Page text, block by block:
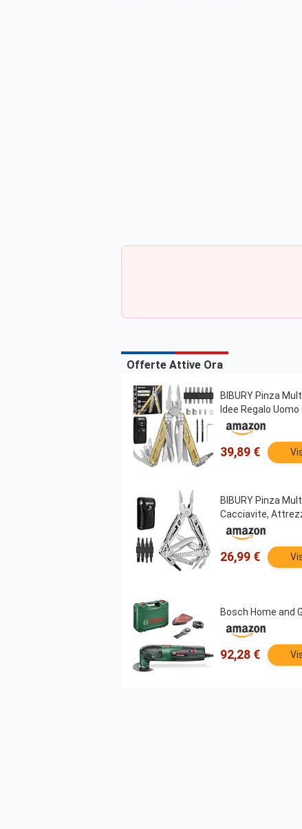
Offerte Attive Ora
BIBURY Pinza
Idee Regalo
39,89 €
BIBURY Pinza
Cacciavite,
26,99 €
Bosch Home and
92,28 €